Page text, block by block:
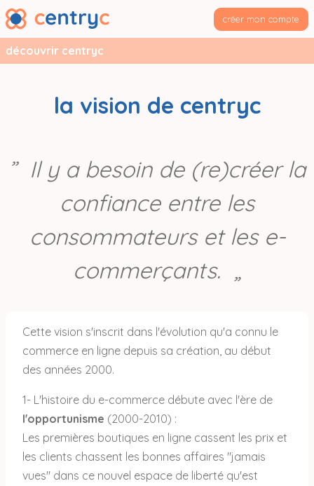
créer mon compte
découvrir centryc
la vision de centryc
Il y a besoin de (re)créer la
confiance entre les
consommateurs et les e-
commerçants.
Cette vision s'inscrit dans l'évolution qu'a connu le
commerce en ligne depuis sa création, au début
des années 2000.
1- L'histoire du e-commerce débute avec l'ère de
l'opportunisme (2000-2010) :
Les premières boutiques en ligne cassent les prix et
les clients chassent les bonnes affaires "jamais
vues" dans ce nouvel espace de liberté qu'est